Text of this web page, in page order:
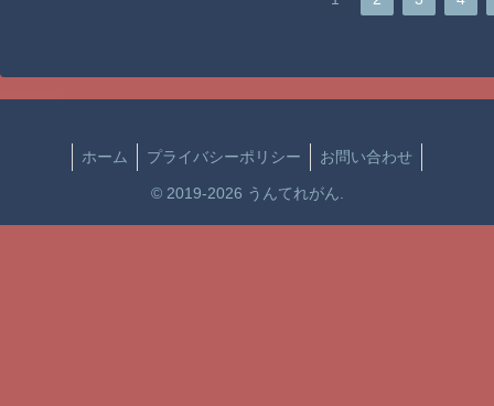
ホーム プライバシーポリシー お問い合わせ
© 2019-2026 うんてれがん.